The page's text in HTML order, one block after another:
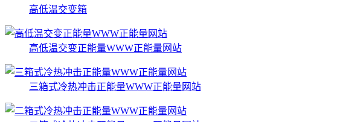
高低温交变箱
高低温交变正能量WWW正能量网站
三箱式冷热冲击正能量WWW正能量网站